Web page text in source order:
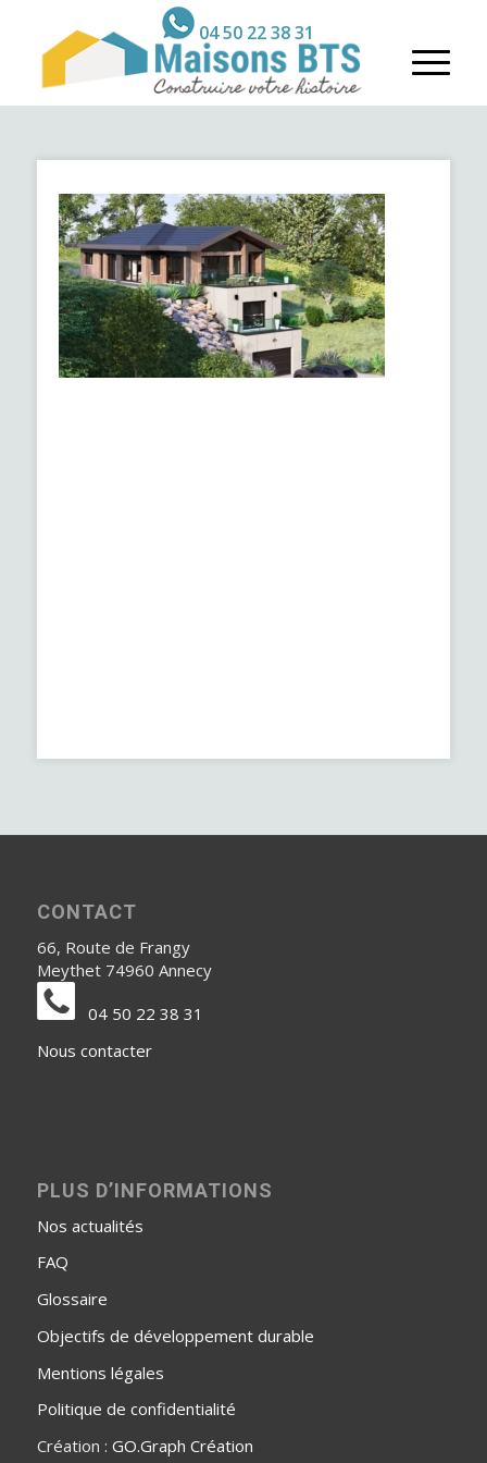
04 50 22 38 31
CONTACT
66, Route de Frangy
Meythet 74960 Annecy
04 50 22 38 31
Nous contacter
PLUS D’INFORMATIONS
Nos actualités
FAQ
Glossaire
Objectifs de développement durable
Mentions légales
Politique de confidentialité
Création : GO.Graph Création